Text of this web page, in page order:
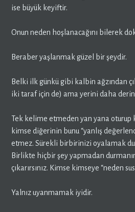
ise büyük keyiftir.
Onun neden hoşlanacağını bilerek
Beraber yaşlanmak güzel bir şeydir.
Belki ilk günkü gibi kalbin ağzından
iki taraf için de) ama yerini daha derin
Tek kelime etmeden yan yana
kimse diğerinin bunu “yanlış
etmez. Sürekli birbirinizi oyalamak
Birlikte hiçbir şey yapmadan
çıkarırsınız. Kimse kimseye “neden
Yalnız uyanmamak iyidir.